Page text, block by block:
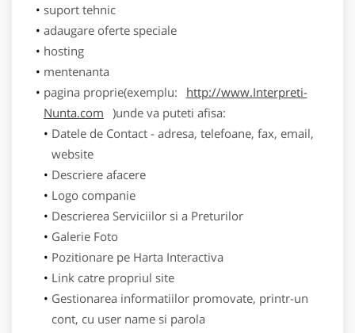
suport tehnic
adaugare oferte speciale
hosting
mentenanta
pagina proprie(exemplu:
http://www.Interpreti-
Nunta.com )unde va puteti afisa:
Datele de Contact - adresa, telefoane, fax, email,
website
Descriere afacere
Logo companie
Descrierea Serviciilor si a Preturilor
Galerie Foto
Pozitionare pe Harta Interactiva
Link catre propriul site
Gestionarea informatiilor promovate, printr-un
cont, cu user name si parola